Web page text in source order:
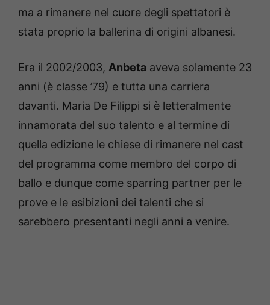
ma a rimanere nel cuore degli spettatori è
stata proprio la ballerina di origini albanesi.
Era il 2002/2003, Anbeta aveva solamente 23
anni (è classe ’79) e tutta una carriera
davanti. Maria De Filippi si è letteralmente
innamorata del suo talento e al termine di
quella edizione le chiese di rimanere nel cast
del programma come membro del corpo di
ballo e dunque come sparring partner per le
prove e le esibizioni dei talenti che si
sarebbero presentanti negli anni a venire.